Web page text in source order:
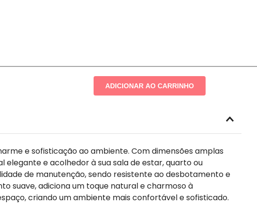
ADICIONAR AO CARRINHO
e sofisticação ao ambiente. Com dimensões amplas
elegante e acolhedor à sua sala de estar, quarto ou
de manutenção, sendo resistente ao desbotamento e
suave, adiciona um toque natural e charmoso à
criando um ambiente mais confortável e sofisticado.